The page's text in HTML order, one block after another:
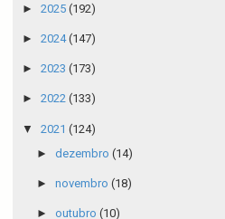
► 2025 (192)
► 2024(147)
► 2023 (173)
► 2022 (133)
▼ 2021 (124)
► dezembro (14)
► novembro (18)
► outubro (10)